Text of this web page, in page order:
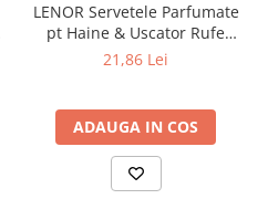
LENOR Servetele Parfumate
pt Haine & Uscator Rufe
SPRING AWAKENING 34 buc
21,86 Lei
ADAUGA IN COS